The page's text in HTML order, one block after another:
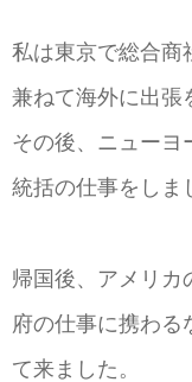
私は東京で総合商
兼ねて海外に出
その後、ニューヨ
統括の仕事をし
帰国後、アメリカ
府の仕事に携わる
て来ました。